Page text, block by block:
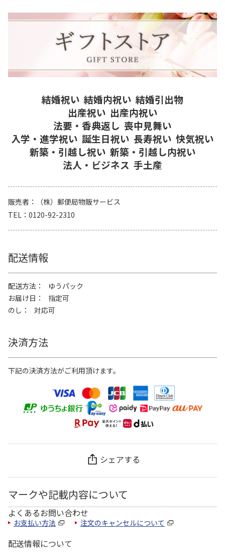
結婚祝い 結婚内祝い 結婚引出物
出産祝い 出産内祝い
法要・香典返し 喪中見舞い
入学・進学祝い 誕生日祝い 長寿祝い 快気祝い
新築・引越し祝い 新築・引越し内祝い
法人・ビジネス 手土産
販売者
（株）郵便局物販サービス
TEL
0120-92-2310
配送情報
配送方法
ゆうパック
お届け日
指定可
のし
対応可
決済方法
下記の決済方法がご利用頂けます。
シェアする
マークや記載内容について
よくあるお問い合わせ
お支払い方法 注文のキャンセルについて
配送情報について